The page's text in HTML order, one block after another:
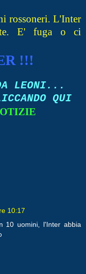
rossoneri. L'Inter
E' fuga o ci
!!!
LEONI...
QUI
10:17
10 uomini, l'Inter abbia